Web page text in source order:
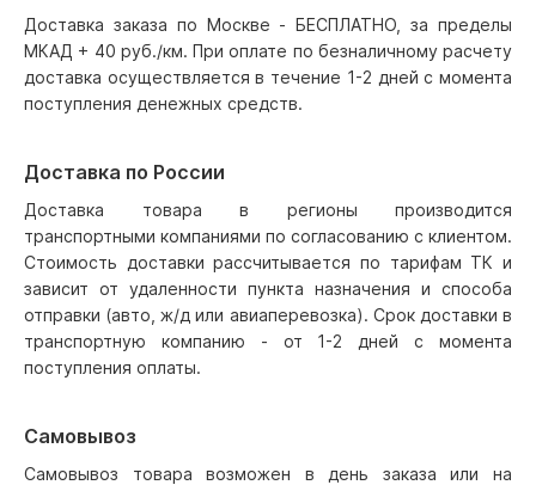
Доставка заказа по Москве - БЕСПЛАТНО, за пределы
МКАД + 40 руб./км. При оплате по безналичному расчету
доставка осуществляется в течение 1-2 дней с момента
поступления денежных средств.
Доставка по России
Доставка товара в регионы производится
транспортными компаниями по согласованию с клиентом.
Стоимость доставки рассчитывается по тарифам ТК и
зависит от удаленности пункта назначения и способа
отправки (авто, ж/д или авиаперевозка). Срок доставки в
транспортную компанию - от 1-2 дней с момента
поступления оплаты.
Самовывоз
Самовывоз товара возможен в день заказа или на